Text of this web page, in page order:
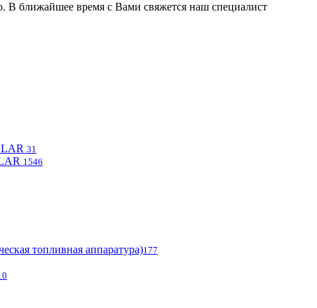
В ближайшее время с Вами свяжется наш специалист
31
1546
топливная аппаратура)177